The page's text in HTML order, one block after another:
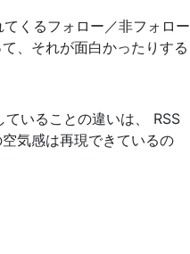
くるフォロー／非フォロー
、それが面白かったりする
いることの違いは、 RSS
気感は再現できているの